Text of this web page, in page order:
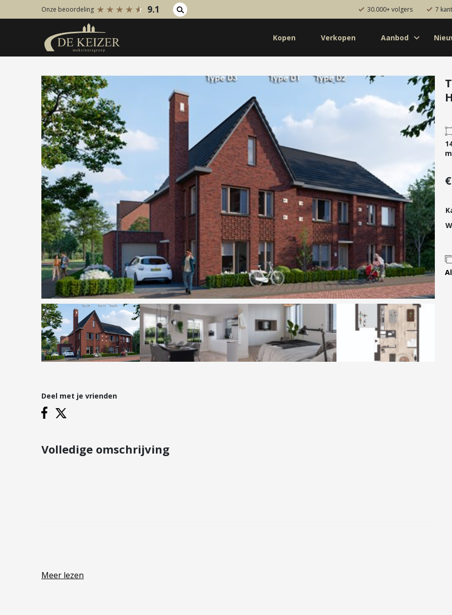
Koopaanbod
Bestaande bouw
Internationaal
Nieuwbouw
Bedrijfsaanbod
Huuraanbod
Bestaande bouw
Internationaal
Nieuwbouw
Bedrijfsaanbod
Diensten
Kopen
Taxeren
Verzekeren
Hypotheken
Hypotheekadvies
Hypotheek oversluiten
Hypotheek verhogen
Starterslening
Financiële check
Banken
Duurzame hypotheek
Reviews Contact
Vestigingen
Vestiging Vleuten-De Meern en
Onze beoordeling 9.1 30.000+ volgers 7
Kopen Verkopen Aanbod
m
Deel met je vrienden
Volledige omschrijving
Meer lezen